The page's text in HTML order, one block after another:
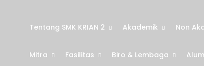
Tentang SMK KRIAN 2 Akademik Non
Mitra Fasilitas Biro & Lembaga